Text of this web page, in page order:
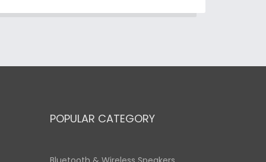
POPULAR CATEGORY